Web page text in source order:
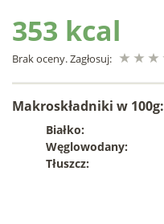
353 kcal
Brak oceny. Zagłosuj:
Makroskładniki w 100g:
Białko:
Węglowodany:
Tłuszcz: